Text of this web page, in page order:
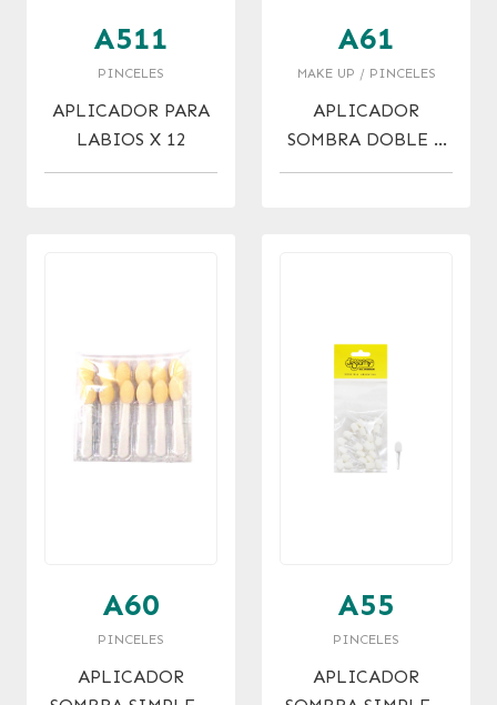
A511
PINCELES
APLICADOR PARA
LABIOS X 12
A61
MAKE UP / PINCELES
APLICADOR
SOMBRA DOBLE X
12 U.
A60
PINCELES
APLICADOR
A55
PINCELES
APLICADOR